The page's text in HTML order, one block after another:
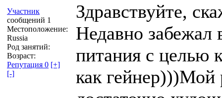
Участник
сообщений 1
Местоположение:
Russia
Род занятий:
Возраст:
Репутация 0 [+]
[-]
Здравствуйте,
Недавно забежал
питания с целью
как гейнер)))Мой